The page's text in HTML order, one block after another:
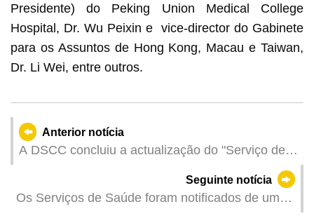
Presidente) do Peking Union Medical College
Hospital, Dr. Wu Peixin e vice-director do Gabinete
para os Assuntos de Hong Kong, Macau e Taiwan,
Dr. Li Wei, entre outros.
Anterior notícia
A DSCC concluiu a actualização do "Serviço de
satélite de Macau" que apoia ao Sistema de
Navegação por Satélite Beidou
Seguinte notícia
Os Serviços de Saúde foram notificados de um